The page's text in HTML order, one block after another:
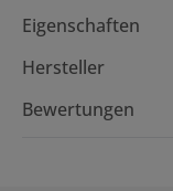
Eigenschaften
Hersteller
Bewertungen